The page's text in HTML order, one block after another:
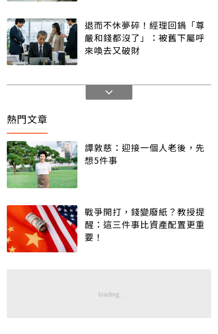
退而不休夢碎！經理回鍋「尊
嚴和錢都沒了」：被舊下屬呼
來喚去又破財
熱門文章
譚敦慈：迎接一個人老後，先
想5件事
戰爭開打，錢變廢紙？教授提
醒：這三件事比資產配置更重
要！